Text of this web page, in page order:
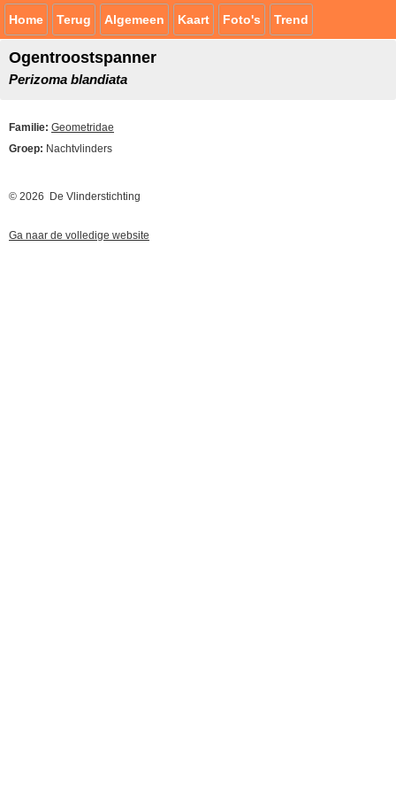
Home Terug Algemeen Kaart Foto's Trend
Ogentroostspanner
Perizoma blandiata
Familie: Geometridae
Groep: Nachtvlinders
© 2026 De Vlinderstichting
Ga naar de volledige website